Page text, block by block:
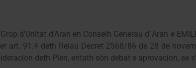
d’Unitat d’Aran en Conselh Generau d´Aran e
art. 91.4 deth Reiau Decret 2568/86 de 28 de
deth Plen, entath sòn debat e aprovacion, se